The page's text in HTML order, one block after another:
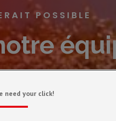
POSSIBLE
need your click!